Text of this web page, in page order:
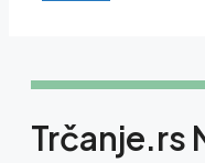
Trčanje.rs